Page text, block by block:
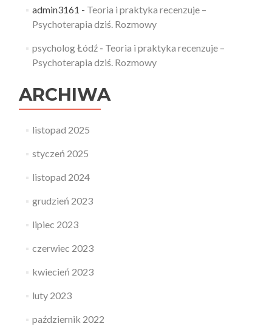
admin3161 - Teoria i praktyka recenzuje –
Psychoterapia dziś. Rozmowy
psycholog Łódź- Teoria i praktyka recenzuje –
Psychoterapia dziś. Rozmowy
ARCHIWA
listopad 2025
styczeń 2025
listopad 2024
grudzień 2023
lipiec 2023
czerwiec 2023
kwiecień 2023
luty 2023
październik 2022